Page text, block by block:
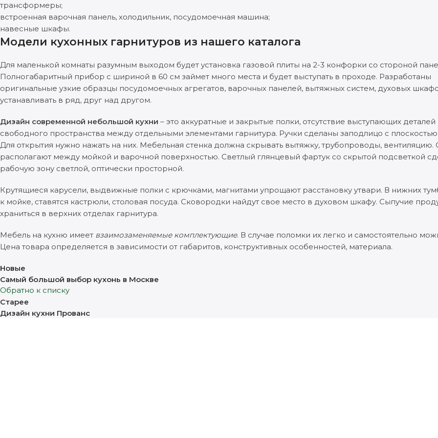
трансформеры;
встроенная варочная панель, холодильник, посудомоечная машина;
навесные шкафы.
Модели кухонных гарнитуров из нашего каталога
Для маленькой комнаты разумным выходом будет установка газовой плиты на 2-3 конфорки со стороной
Полногабаритный прибор с шириной в 60 см займет много места и будет выступать в проходе. Разработаны
оригинальные узкие образцы посудомоечных агрегатов, варочных панелей, вытяжных систем, духовых
устанавливать в ряд, друг над другом.
Дизайн современной небольшой кухни – это аккуратные и закрытые полки, отсутствие выступающих деталей
свободного пространства между отдельными элементами гарнитура. Ручки сделаны заподлицо с
Для открытия нужно нажать на них. Мебельная стенка должна скрывать вытяжку, трубопроводы, вентиляцию.
располагают между мойкой и варочной поверхностью. Светлый глянцевый фартук со скрытой подсветкой
рабочую зону светлой, оптически просторной.
Крутящиеся карусели, выдвижные полки с крючками, магнитами упрощают расстановку утвари. В нижних
к мойке, ставятся кастрюли, столовая посуда. Сковородки найдут свое место в духовом шкафу. Сыпучие
храниться в верхних отделах гарнитура.
Мебель на кухню имеет взаимозаменяемые комплектующие. В случае поломки их легко и самостоятельно
Цена товара определяется в зависимости от габаритов, конструктивных особенностей, материала.
Новые
Самый большой выбор кухонь в Москве
Обратно к списку
Старее
Дизайн кухни Прованс